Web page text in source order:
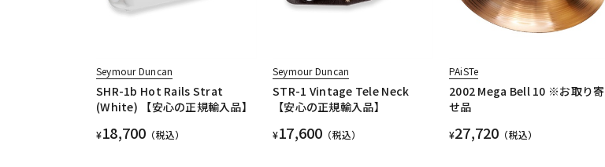
Seymour Duncan
SHR-1b Hot Rails Strat
(White) 【安心の正規輸入品】
¥18,700 （税込）
Seymour Duncan
STR-1 Vintage Tele Neck
【安心の正規輸入品】
¥17,600 （税込）
PAiSTe
2002 Mega Bell 10 ※お取り寄
せ品
¥27,720 （税込）